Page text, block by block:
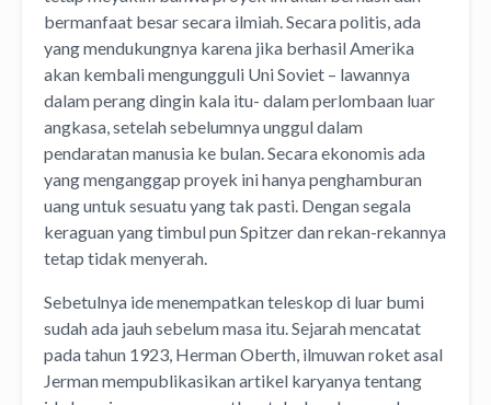
bermanfaat besar secara ilmiah. Secara politis, ada
yang mendukungnya karena jika berhasil Amerika
akan kembali mengungguli Uni Soviet – lawannya
dalam perang dingin kala itu- dalam perlombaan luar
angkasa, setelah sebelumnya unggul dalam
pendaratan manusia ke bulan. Secara ekonomis ada
yang menganggap proyek ini hanya penghamburan
uang untuk sesuatu yang tak pasti. Dengan segala
keraguan yang timbul pun Spitzer dan rekan-rekannya
tetap tidak menyerah.
Sebetulnya ide menempatkan teleskop di luar bumi
sudah ada jauh sebelum masa itu. Sejarah mencatat
pada tahun 1923, Herman Oberth, ilmuwan roket asal
Jerman mempublikasikan artikel karyanya tentang